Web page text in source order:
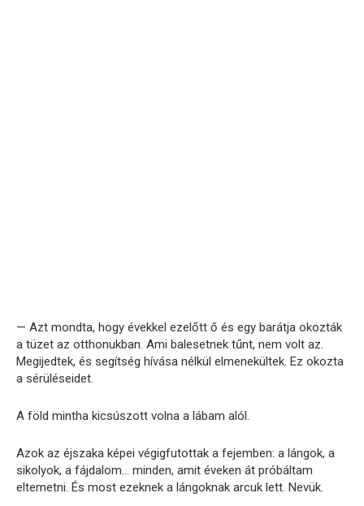
— Azt mondta, hogy évekkel ezelőtt ő és egy barátja okozták
a tüzet az otthonukban. Ami balesetnek tűnt, nem volt az.
Megijedtek, és segítség hívása nélkül elmenekültek. Ez okozta
a sérüléseidet.
A föld mintha kicsúszott volna a lábam alól.
Azok az éjszaka képei végigfutottak a fejemben: a lángok, a
sikolyok, a fájdalom… minden, amit éveken át próbáltam
eltemetni. És most ezeknek a lángoknak arcuk lett. Nevük.